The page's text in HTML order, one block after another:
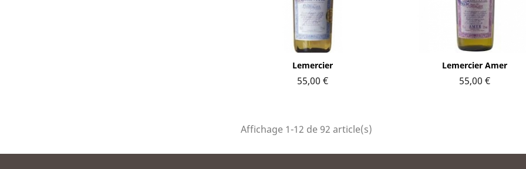
Lemercier
55,00 €
Aperçu rapide Lemercier Amer
55,00 €
Aperçu rapide
Affichage 1-12 de 92 article(s)